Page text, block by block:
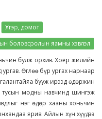
Үлгэр, домог
боловсролын яамны хэвлэл
булж орхив. Хоёр жилийн
Өглөө бүр ургах нарнаар
бууж ирээд өдөржин
тусын модны навчинд шингэж
нэг өдөр хааны хоньчин
ярив. Айлын хүн хүүдээ